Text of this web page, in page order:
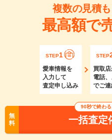
複数の見積
最高額で
STEP1
愛車情報を
入力して
査定申し込み
STEP
買取
電話
でご連
無
料
90秒で終わ
一括査定